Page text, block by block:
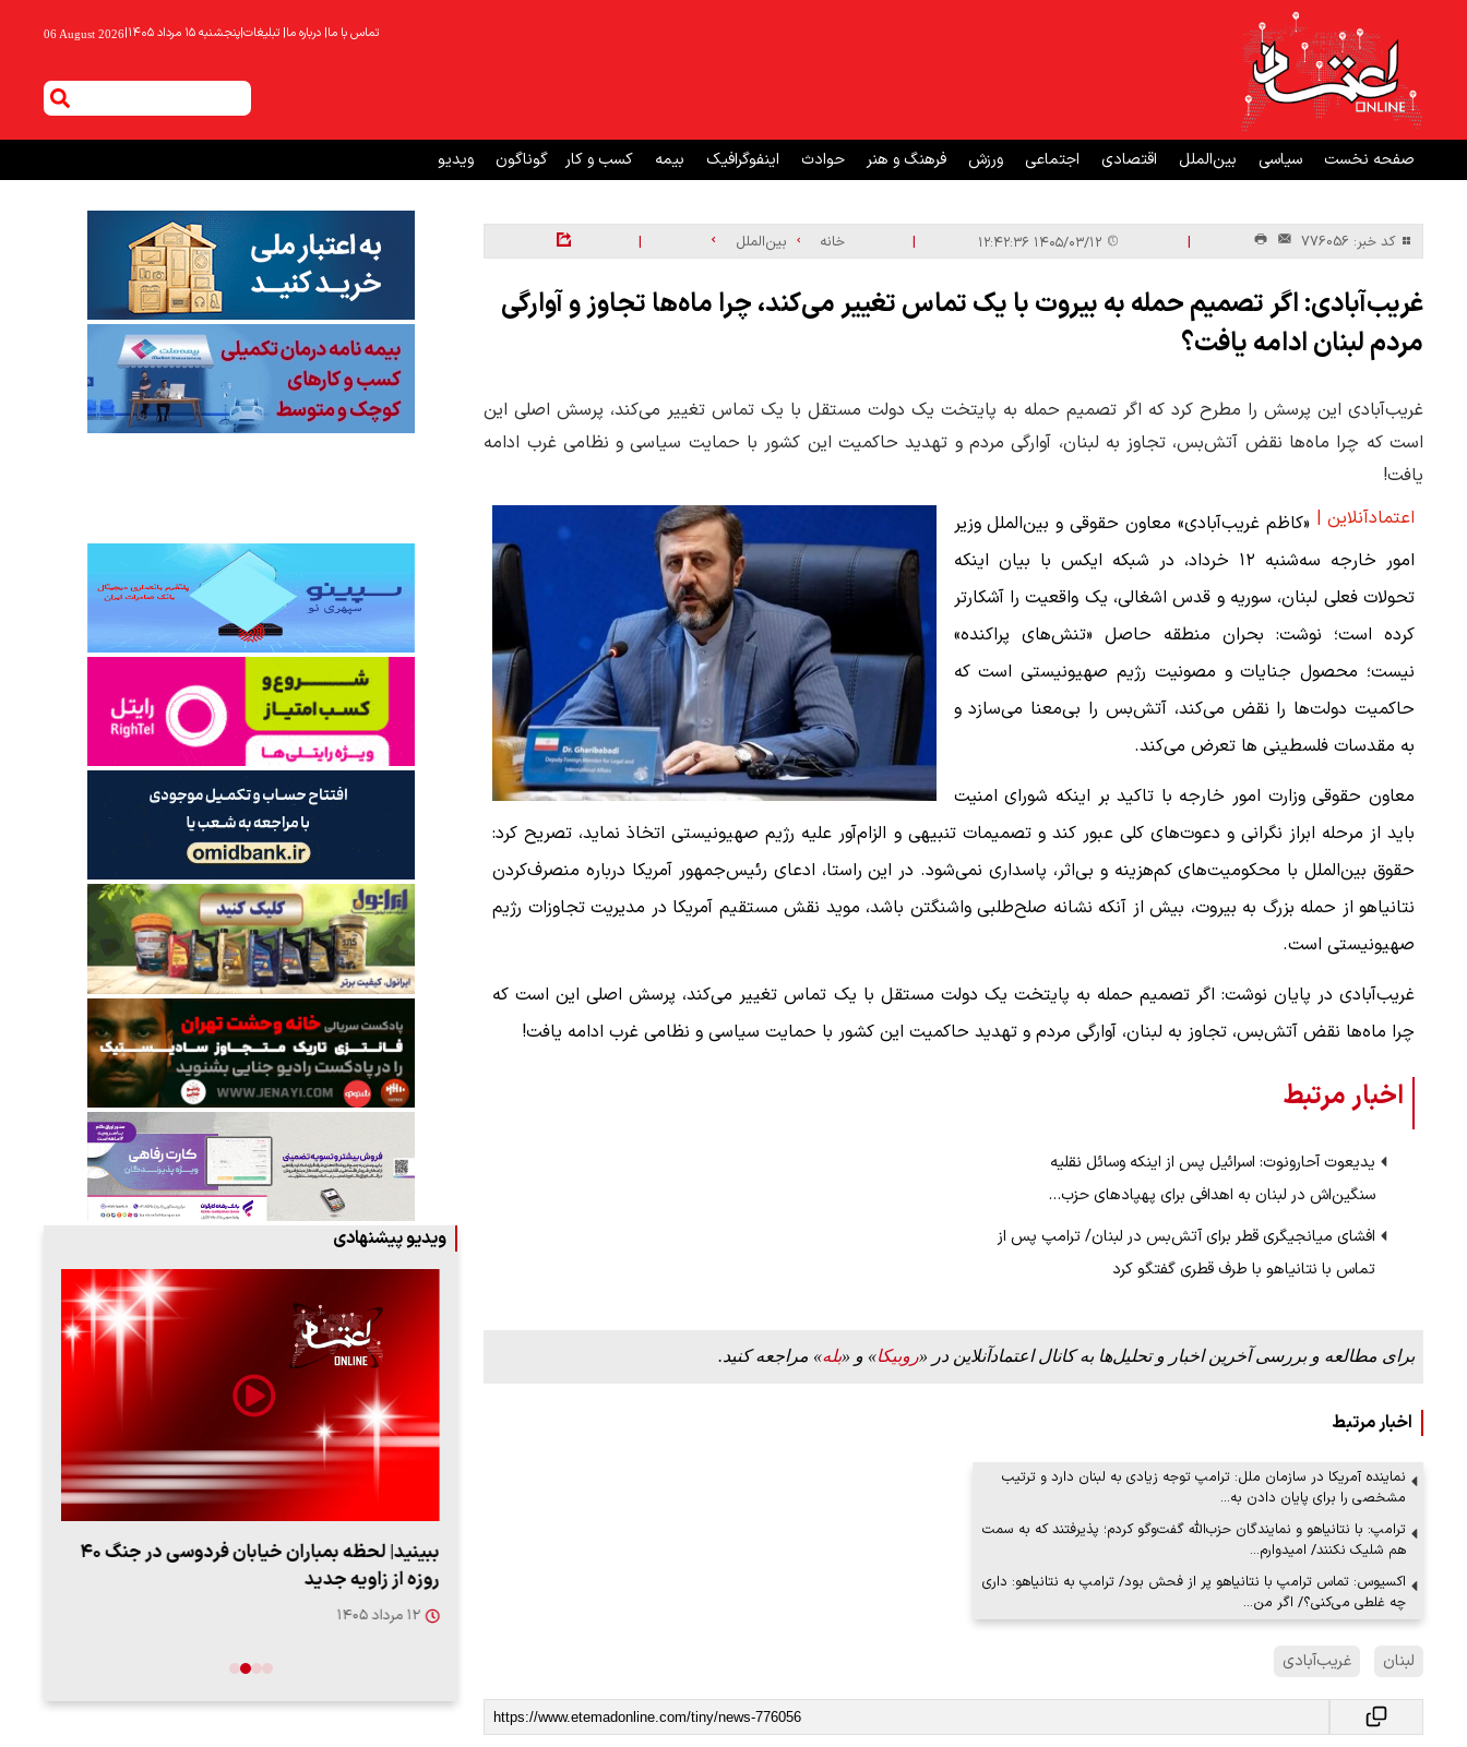
تماس با ما| درباره ما| تبلیغات|پنجشنبه ۱۵ مرداد ۱۴۰۵ |
06 August 2026
صفحه نخست سیاسی بین‌الملل اقتصادی اجتماعی ورزش فرهنگ و هنر حوادث اینفوگرافیک بیمه کسب و کار گوناگون ویدیو
کد خبر: 776056 |
| خانه بین‌الملل |
غریب‌آبادی: اگر تصمیم حمله به بیروت با یک تماس تغییر می‌کند، چرا ماه‌ها تجاوز و آوارگی
مردم لبنان ادامه یافت؟
غریب‌آبادی این پرسش را مطرح کرد که اگر تصمیم حمله به پایتخت یک دولت مستقل با یک تماس تغییر می‌کند، پرسش اصلی این
است که چرا ماه‌ها نقض آتش‌بس، تجاوز به لبنان، آوارگی مردم و تهدید حاکمیت این کشور با حمایت سیاسی و نظامی غرب ادامه
یافت!
اعتمادآنلاین | «کاظم غریب‌آبادی» معاون حقوقی و بین‌الملل وزیر
امور خارجه سه‌شنبه ۱۲ خرداد، در شبکه ایکس با بیان اینکه
تحولات فعلی لبنان، سوریه و قدس اشغالی، یک واقعیت را آشکارتر
کرده است؛ نوشت: بحران منطقه حاصل «تنش‌های پراکنده»
نیست؛ محصول جنایات و مصونیت رژیم صهیونیستی است که
حاکمیت دولت‌ها را نقض می‌کند، آتش‌بس را بی‌معنا می‌سازد و
به مقدسات فلسطینی ها تعرض می‌کند.
معاون حقوقی وزارت امور خارجه با تاکید بر اینکه شورای امنیت
باید از مرحله ابراز نگرانی و دعوت‌های کلی عبور کند و تصمیمات تنبیهی و الزام‌آور علیه رژیم صهیونیستی اتخاذ نماید، تصریح کرد:
حقوق بین‌الملل با محکومیت‌های کم‌هزینه و بی‌اثر، پاسداری نمی‌شود. در این راستا، ادعای رئیس‌جمهور آمریکا درباره منصرف‌کردن
نتانیاهو از حمله بزرگ به بیروت، بیش از آنکه نشانه صلح‌طلبی واشنگتن باشد، موید نقش مستقیم آمریکا در مدیریت تجاوزات رژیم
صهیونیستی است.
غریب‌آبادی در پایان نوشت: اگر تصمیم حمله به پایتخت یک دولت مستقل با یک تماس تغییر می‌کند، پرسش اصلی این است که
چرا ماه‌ها نقض آتش‌بس، تجاوز به لبنان، آوارگی مردم و تهدید حاکمیت این کشور با حمایت سیاسی و نظامی غرب ادامه یافت!
اخبار مرتبط
یدیعوت آحارونوت: اسرائیل پس از اینکه وسائل نقلیه
سنگین‌اش در لبنان به اهدافی برای پهپادهای حزب…
افشای میانجیگری قطر برای آتش‌بس در لبنان/ ترامپ پس از
تماس با نتانیاهو با طرف قطری گفتگو کرد
برای مطالعه و بررسی آخرین اخبار و تحلیل‌ها به کانال اعتمادآنلاین در «روبیکا» و «بله» مراجعه کنید.
اخبار مرتبط
نماینده آمریکا در سازمان ملل: ترامپ توجه زیادی به لبنان دارد و ترتیب
مشخصی را برای پایان دادن به…
ترامپ: با نتانیاهو و نمایندگان حزب‌الله گفت‌وگو کردم؛ پذیرفتند که به سمت
هم شلیک نکنند/ امیدوارم…
اکسیوس: تماس ترامپ با نتانیاهو پر از فحش بود/ ترامپ به نتانیاهو: داری
چه غلطی می‌کنی؟/ اگر من…
لبنان غریب‌آبادی
ویدیو پیشنهادی
به عادل
ببینید| روایت رئیس جمهور از لحظه حمله به بیت
رهبری
ببینید| لحظه بمباران خیابان فردوسی در جنگ ۴۰
روزه از زاویه جدید
۱۲ مرداد ۱۴۰۵